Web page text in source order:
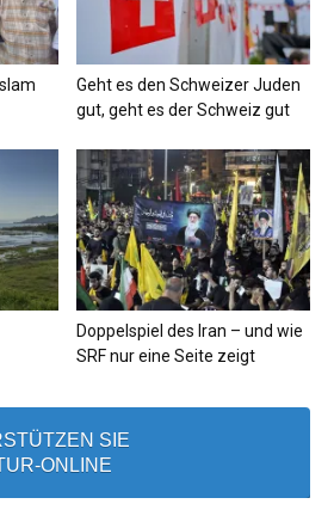
Geht es den Schweizer Juden
gut, geht es der Schweiz gut
Doppelspiel des Iran – und wie
SRF nur eine Seite zeigt
SIE
ONLINE